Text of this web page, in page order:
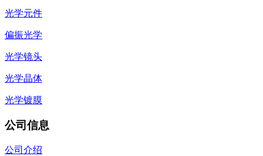
光学元件
偏振光学
光学镜头
光学晶体
光学镀膜
公司信息
公司介绍